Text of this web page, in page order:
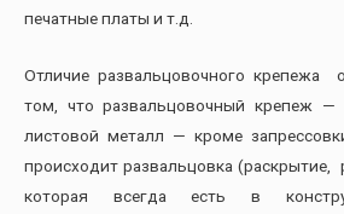
печатные платы и т.д.
Отличие развальцовочного крепежа
том, что развальцовочный крепеж —
листовой металл — кроме
происходит развальцовка (раскрытие,
которая всегда есть в